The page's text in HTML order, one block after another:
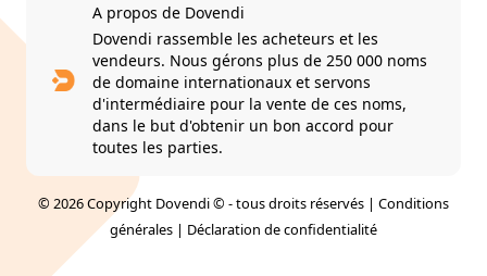
A propos de Dovendi
Dovendi rassemble les acheteurs et les
vendeurs. Nous gérons plus de 250 000 noms
de domaine internationaux et servons
d'intermédiaire pour la vente de ces noms,
dans le but d'obtenir un bon accord pour
toutes les parties.
© 2026 Copyright Dovendi © - tous droits réservés | Conditions
générales | Déclaration de confidentialité